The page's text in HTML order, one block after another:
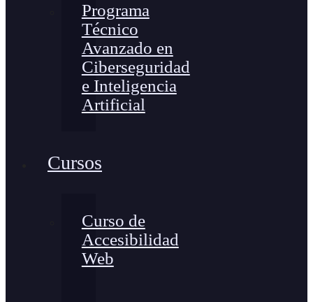
Programa
Técnico
Avanzado en
Ciberseguridad
e Inteligencia
Artificial
Cursos
Curso de
Accesibilidad
Web